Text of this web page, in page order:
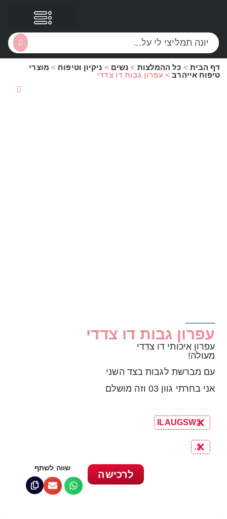
דף הבית> כל ההמלצות> נשים> ניקיון וטיפוח> מוצרי
טיפוח אייהרב> עפרון גבות דו צדדי
עפרון גבות דו צדדי
עפרון איכותי דו צדדי
מעולה!
עם מברשת לגבות בצד השני
אני בחרתי גוון 03 וזה מושלם
ILAUGSW
.
שווה לשתף
לרכישה